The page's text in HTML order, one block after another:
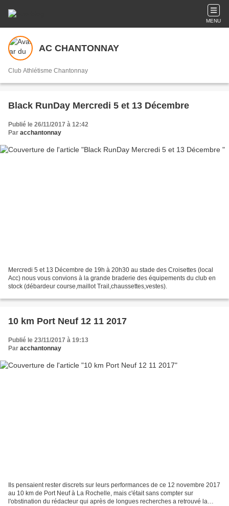
MENU
AC CHANTONNAY
Club Athlétisme Chantonnay
Black RunDay Mercredi 5 et 13 Décembre
Publié le 26/11/2017 à 12:42
Par acchantonnay
Mercredi 5 et 13 Décembre de 19h à 20h30 au stade des Croisettes (local
Acc) nous vous convions à la grande braderie des équipements du club en
stock (débardeur course,maillot Trail,chaussettes,vestes).
10 km Port Neuf 12 11 2017
Publié le 23/11/2017 à 19:13
Par acchantonnay
Ils pensaient rester discrets sur leurs performances de ce 12 novembre 2017
au 10 km de Port Neuf à La Rochelle, mais c'était sans compter sur
l'obstination du rédacteur qui après de longues recherches a retrouvé la